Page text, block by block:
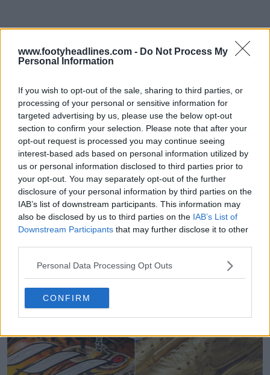
www.footyheadlines.com - Do Not Process My
Personal Information
If you wish to opt-out of the sale, sharing to third parties, or
processing of your personal or sensitive information for
targeted advertising by us, please use the below opt-out
section to confirm your selection. Please note that after your
opt-out request is processed you may continue seeing
interest-based ads based on personal information utilized by
us or personal information disclosed to third parties prior to
your opt-out. You may separately opt-out of the further
disclosure of your personal information by third parties on the
IAB’s list of downstream participants. This information may
also be disclosed by us to third parties on the IAB’s List of
Downstream Participants that may further disclose it to other
Personal Data Processing Opt Outs
CONFIRM
Realizzata da Adidas. Ti piace la maglia da casa
dell’Anderlecht? Scrivici qui sotto edai un’occhiata alla
panoramica delle maglie 26-27 per vedere le immagini
di filtrazione delle maglie 26-27.
Mostra commenti
Anderlecht Belgian First Division Maglie
adidas
Condividi